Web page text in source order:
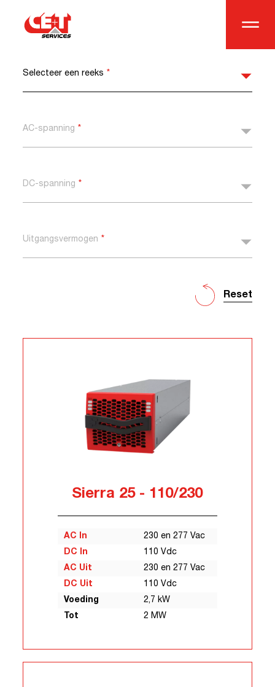
Selecteer een reeks *
AC-spanning *
DC-spanning *
Uitgangsvermogen *
Reset
Sierra 25 - 110/230
AC In
230 en 277 Vac
DC In
110 Vdc
AC Uit
230 en 277 Vac
DC Uit
110 Vdc
Voeding
2,7 kW
Tot
2 MW